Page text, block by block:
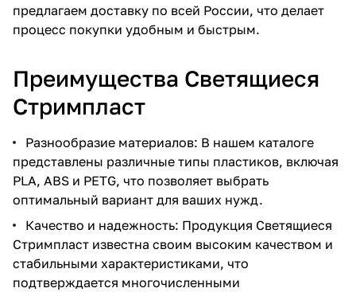
предлагаем доставку по всей России, что делает
процесс покупки удобным и быстрым.
Преимущества Светящиеся
Стримпласт
Разнообразие материалов: В нашем каталоге
представлены различные типы пластиков, включая
PLA, ABS и PETG, что позволяет выбрать
оптимальный вариант для ваших нужд.
Качество и надежность: Продукция Светящиеся
Стримпласт известна своим высоким качеством и
стабильными характеристиками, что
подтверждается многочисленными